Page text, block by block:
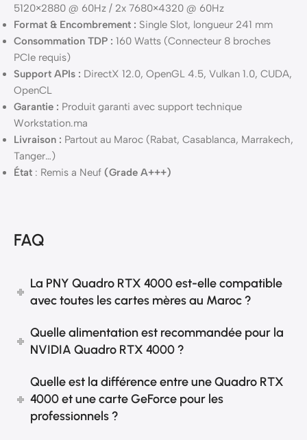
5120×2880 @ 60Hz / 2x 7680×4320 @ 60Hz
Format & Encombrement : Single Slot, longueur 241 mm
Consommation TDP : 160 Watts (Connecteur 8 broches
PCIe requis)
Support APIs : DirectX 12.0, OpenGL 4.5, Vulkan 1.0, CUDA,
OpenCL
Garantie : Produit garanti avec support technique
Workstation.ma
Livraison : Partout au Maroc (Rabat, Casablanca, Marrakech,
Tanger…)
État : Remis a Neuf (Grade A+++)
FAQ
La PNY Quadro RTX 4000 est-elle compatible
avec toutes les cartes mères au Maroc ?
Quelle alimentation est recommandée pour la
NVIDIA Quadro RTX 4000 ?
Quelle est la différence entre une Quadro RTX
4000 et une carte GeForce pour les
professionnels ?